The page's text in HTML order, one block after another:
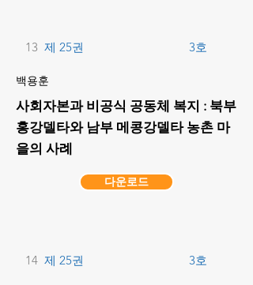
13 제 25권 3호
백용훈
사회자본과 비공식 공동체 복지 : 북부
홍강델타와 남부 메콩강델타 농촌 마
을의 사례
다운로드
14 제 25권 3호